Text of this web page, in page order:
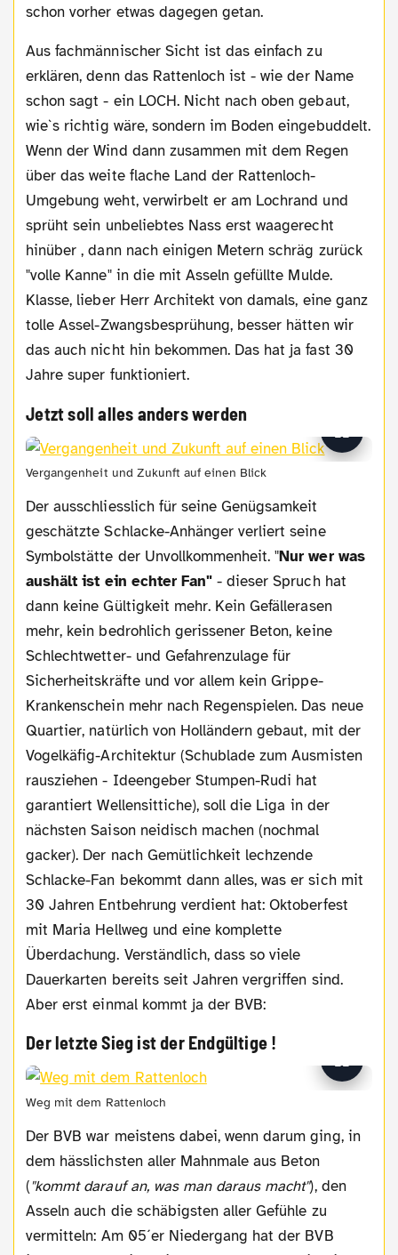
schon vorher etwas dagegen getan.
Aus fachmännischer Sicht ist das einfach zu
erklären, denn das Rattenloch ist - wie der Name
schon sagt - ein LOCH. Nicht nach oben gebaut,
wie`s richtig wäre, sondern im Boden eingebuddelt.
Wenn der Wind dann zusammen mit dem Regen
über das weite flache Land der Rattenloch-
Umgebung weht, verwirbelt er am Lochrand und
sprüht sein unbeliebtes Nass erst waagerecht
hinüber , dann nach einigen Metern schräg zurück
"volle Kanne" in die mit Asseln gefüllte Mulde.
Klasse, lieber Herr Architekt von damals, eine ganz
tolle Assel-Zwangsbesprühung, besser hätten wir
das auch nicht hin bekommen. Das hat ja fast 30
Jahre super funktioniert.
Jetzt soll alles anders werden
Vergangenheit und Zukunft auf einen Blick
Der ausschliesslich für seine Genügsamkeit
geschätzte Schlacke-Anhänger verliert seine
Symbolstätte der Unvollkommenheit. "Nur wer was
aushält ist ein echter Fan"- dieser Spruch hat
dann keine Gültigkeit mehr. Kein Gefällerasen
mehr, kein bedrohlich gerissener Beton, keine
Schlechtwetter- und Gefahrenzulage für
Sicherheitskräfte und vor allem kein Grippe-
Krankenschein mehr nach Regenspielen. Das neue
Quartier, natürlich von Holländern gebaut, mit der
Vogelkäfig-Architektur (Schublade zum Ausmisten
rausziehen - Ideengeber Stumpen-Rudi hat
garantiert Wellensittiche), soll die Liga in der
nächsten Saison neidisch machen (nochmal
gacker). Der nach Gemütlichkeit lechzende
Schlacke-Fan bekommt dann alles, was er sich mit
30 Jahren Entbehrung verdient hat: Oktoberfest
mit Maria Hellweg und eine komplette
Überdachung. Verständlich, dass so viele
Dauerkarten bereits seit Jahren vergriffen sind.
Aber erst einmal kommt ja der BVB:
Der letzte Sieg ist der Endgültige !
Weg mit dem Rattenloch
Der BVB war meistens dabei, wenn darum ging, in
dem hässlichsten aller Mahnmale aus Beton
("kommt darauf an, was man daraus macht"), den
Asseln auch die schäbigsten aller Gefühle zu
vermitteln: Am 05´er Niedergang hat der BVB